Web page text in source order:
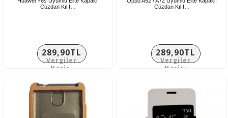
Cüzdan Kılıf…
289,90TL
Vergiler
Hariç:
Cüzdan Kılıf…
289,90TL
Vergiler
Hariç: